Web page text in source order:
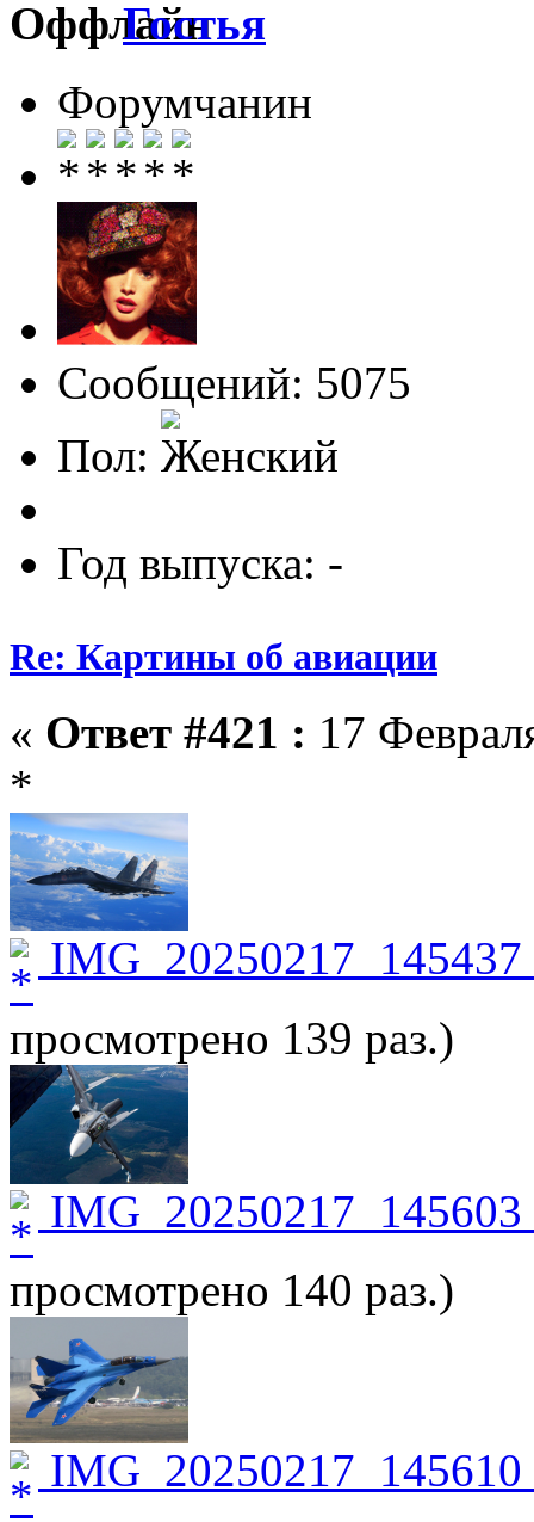
Гостья
Форумчанин
Сообщений: 5075
Пол:
Год выпуска: -
Re: Картины об авиации
« Ответ #421 : 17
*
просмотрено 139 раз.)
просмотрено 140 раз.)